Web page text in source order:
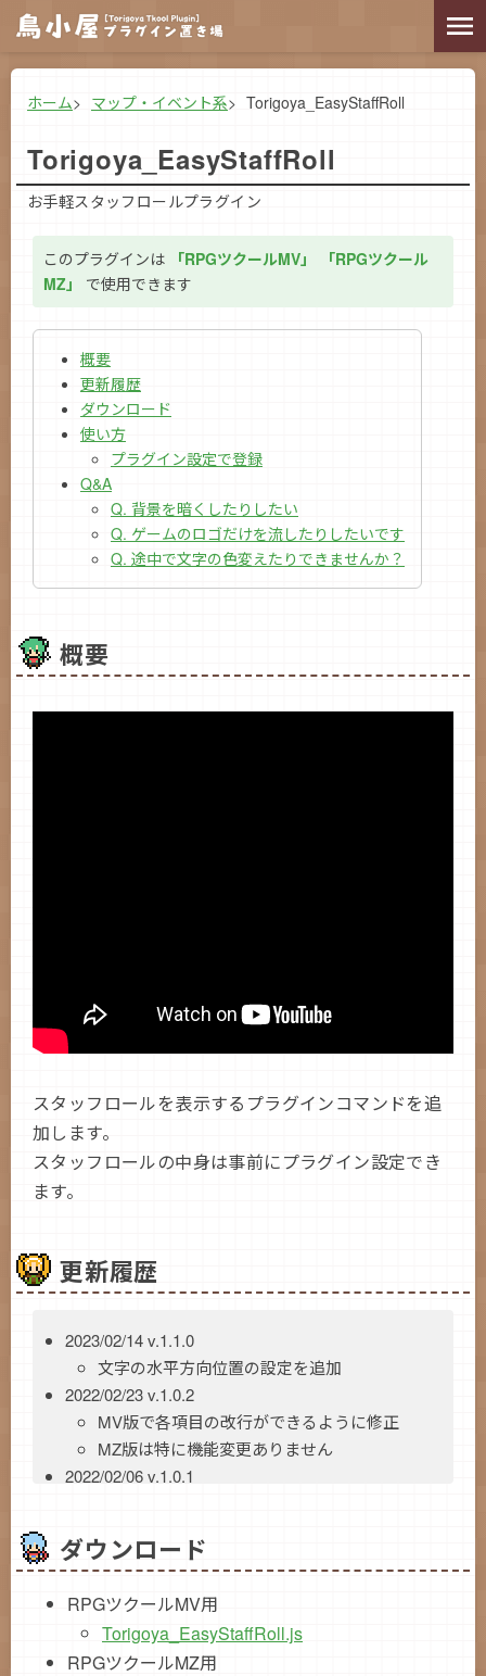
ホーム マップ・イベント系 Torigoya_EasyStaffRoll
Torigoya_EasyStaffRoll
お手軽スタッフロールプラグイン
このプラグインは 「RPGツクールMV」
「RPGツクール
MZ」 で使用できます
概要
更新履歴
ダウンロード
使い方
プラグイン設定で登録
Q&A
Q. 背景を暗くしたりしたい
Q. ゲームのロゴだけを流したりしたいです
Q. 途中で文字の色変えたりできませんか？
概要
スタッフロールを表示するプラグインコマンドを追
加します。
スタッフロールの中身は事前にプラグイン設定でき
ます。
更新履歴
2023/02/14 v.1.1.0
文字の水平方向位置の設定を追加
2022/02/23 v.1.0.2
MV版で各項目の改行ができるように修正
MZ版は特に機能変更ありません
2022/02/06 v.1.0.1
るように
公開
ダウンロード
RPGツクールMV用
Torigoya_EasyStaffRoll.js
RPGツクールMZ用